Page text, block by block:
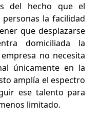
del hecho que el
la facilidad
que desplazarse
domiciliada la
no necesita
únicamente en la
amplía el espectro
ese talento para
limitado.